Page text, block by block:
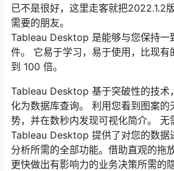
已不是很好，这里走客就把2022.1.2
需要的朋友。
Tableau Desktop 是能够与您保持一
件。 它易于学习，易于使用，比现有
到 100 倍。
Tableau Desktop 基于突破性的技术
化为数据库查询。 利用您看到图案的
势，并在数秒内发现可视化简介。 无
Tableau Desktop 提供了对您的数据
分析所需的全部功能。借助直观的拖
更快做出有影响力的业务决策所需的